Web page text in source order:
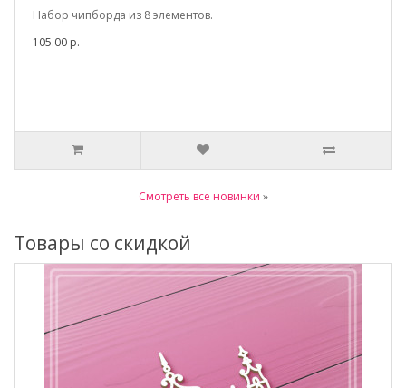
Набор чипборда из 8 элементов.
105.00 р.
Смотреть все новинки »
Товары со скидкой